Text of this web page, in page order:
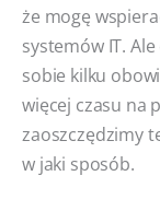
że mogę
systemów IT.
sobie kilku
więcej czasu na
zaoszczędzimy
w jaki sposób.